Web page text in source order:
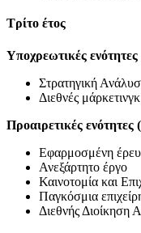
Τρίτο έτος
Υποχρεωτικές ενότητες
Στρατηγική
Διεθνές μάρκετινγκ
Προαιρετικές ενότητες
Εφαρμοσμένη
Ανεξάρτητο έργο
Καινοτομία και
Παγκόσμια
Διεθνής Διοίκηση